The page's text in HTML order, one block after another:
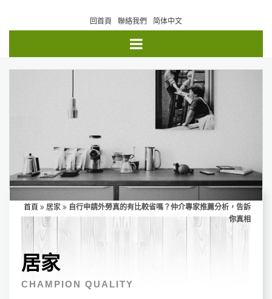
回首頁 聯絡我們 简体中文
首頁 居家
自行申請外勞真的有比較省嗎？仲介專家推薦分析，告訴
你真相
居家
CHAMPION QUALITY